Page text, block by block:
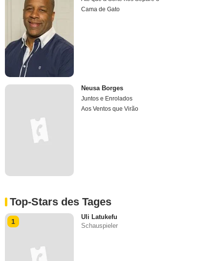
Cama de Gato
Neusa Borges
Juntos e Enrolados
Aos Ventos que Virão
Top-Stars des Tages
1
Uli Latukefu
Schauspieler